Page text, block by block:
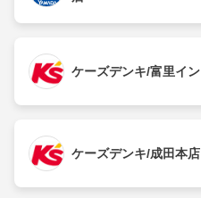
ケーズデンキ/富里イ
ケーズデンキ/成田本店